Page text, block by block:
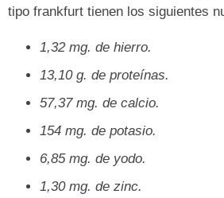
tipo frankfurt tienen los siguientes
1,32 mg. de hierro.
13,10 g. de proteínas.
57,37 mg. de calcio.
154 mg. de potasio.
6,85 mg. de yodo.
1,30 mg. de zinc.